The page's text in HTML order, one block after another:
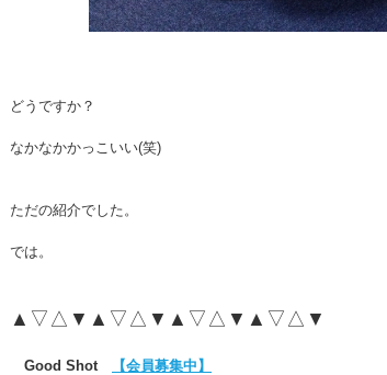
どうですか？
なかなかかっこいい(笑)
ただの紹介でした。
では。
▲▽△▼▲▽△▼▲▽△▼▲▽△▼
Good Shot
【会員募集中】